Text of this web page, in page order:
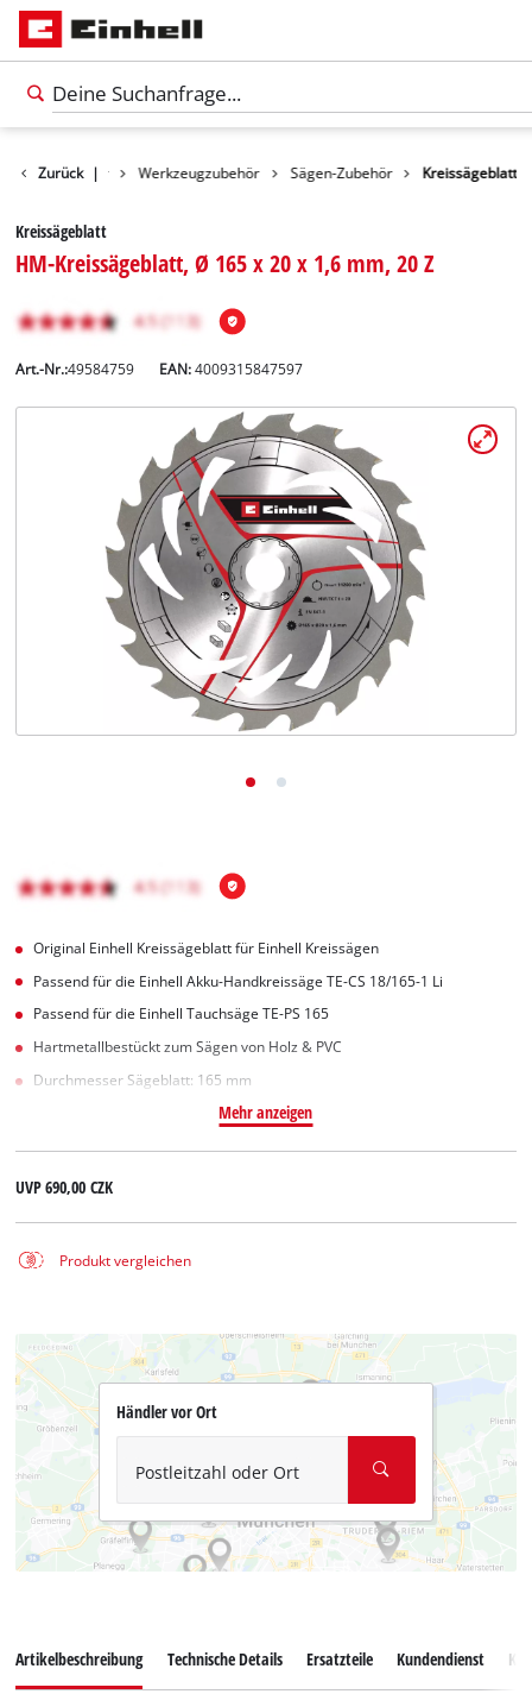
Deutsch
English
Zurück |
Zubehör Werkzeugzubehör Sägen-Zubehör Kreissägeblatt
Kreissägeblatt
HM-Kreissägeblatt, Ø 165 x 20 x 1,6 mm, 20 Z
Art.-Nr.:49584759 EAN:4009315847597
Original Einhell Kreissägeblatt für Einhell Kreissägen
Passend für die Einhell Akku-Handkreissäge TE-CS 18/165-1 Li
Passend für die Einhell Tauchsäge TE-PS 165
Hartmetallbestückt zum Sägen von Holz & PVC
Durchmesser Sägeblatt: 165 mm
Mehr anzeigen
UVP690,00 CZK
Produkt vergleichen
Händler vor Ort
Postleitzahl oder Ort
Artikelbeschreibung Technische Details Ersatzteile Kundendienst